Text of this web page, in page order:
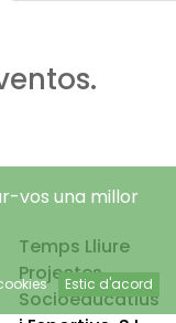
Temps Lliure
Projectes
Socioeducatius
vos una millor
Estic d'acord